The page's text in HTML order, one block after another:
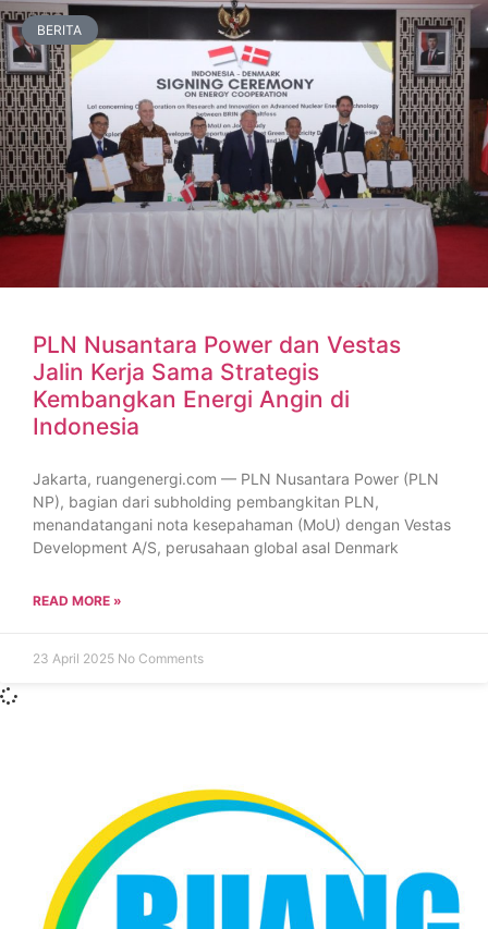
BERITA
PLN Nusantara Power dan Vestas
Jalin Kerja Sama Strategis
Kembangkan Energi Angin di
Indonesia
Jakarta, ruangenergi.com — PLN Nusantara Power (PLN
NP), bagian dari subholding pembangkitan PLN,
menandatangani nota kesepahaman (MoU) dengan Vestas
Development A/S, perusahaan global asal Denmark
READ MORE »
23 April 2025 No Comments